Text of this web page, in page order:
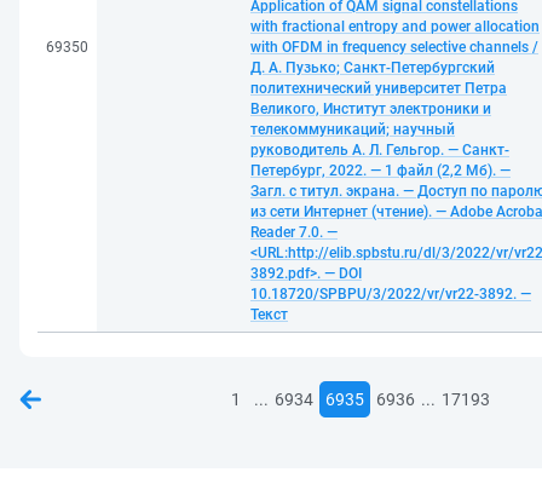
69350
Application of QAM signal constellations
with fractional entropy and power allocation
with OFDM in frequency selective channels /
Д. А. Пузько; Санкт-Петербургский
политехнический университет Петра
Великого, Институт электроники и
телекоммуникаций; научный
руководитель А. Л. Гельгор. — Санкт-
Петербург, 2022. — 1 файл (2,2 Мб). —
Загл. с титул. экрана. — Доступ по
из сети Интернет (чтение). — Adobe
Reader 7.0. —
<URL:http://elib.spbstu.ru/dl/3/2022/vr/
3892.pdf>. — DOI
10.18720/SPBPU/3/2022/vr/vr22-3892. —
Текст
1 ... 6934 6935 6936 ... 17193